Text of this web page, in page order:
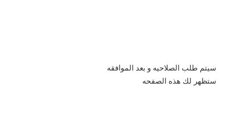
سيتم طلب الصلاحيه و بعد الموافقه
ستظهر لك هذه الصفحه